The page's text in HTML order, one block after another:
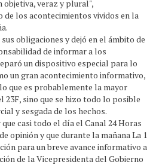
veraz y plural",
los acontecimientos vividos en la
obligaciones y dejó en el ámbito de
de informar a los
un dispositivo especial para lo
un gran acontecimiento informativo,
que es probablemente la mayor
23F, sino que se hizo todo lo posible
y sesgada de los hechos.
casi todo el día el Canal 24 Horas
opinión y que durante la mañana La 1
para un breve avance informativo a
de la Vicepresidenta del Gobierno